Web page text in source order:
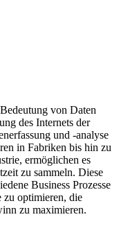
von Daten
des Internets der
und -analyse
in Fabriken bis hin zu
ermöglichen es
zu sammeln. Diese
Business Prozesse
zu optimieren, die
zu maximieren.